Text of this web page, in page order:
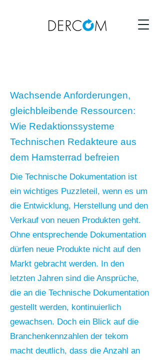
Wachsende Anforderungen,
gleichbleibende Ressourcen:
Wie Redaktionssysteme
Technischen Redakteure aus
dem Hamsterrad befreien
Die Technische Dokumentation ist
ein wichtiges Puzzleteil, wenn es um
die Entwicklung, Herstellung und den
Verkauf von neuen Produkten geht.
Ohne entsprechende Dokumentation
dürfen neue Produkte nicht auf den
Markt gebracht werden. In den
letzten Jahren sind die Ansprüche,
die an die Technische Dokumentation
gestellt werden, kontinuierlich
gewachsen. Doch ein Blick auf die
Branchenkennzahlen der tekom
macht deutlich, dass die Anzahl an